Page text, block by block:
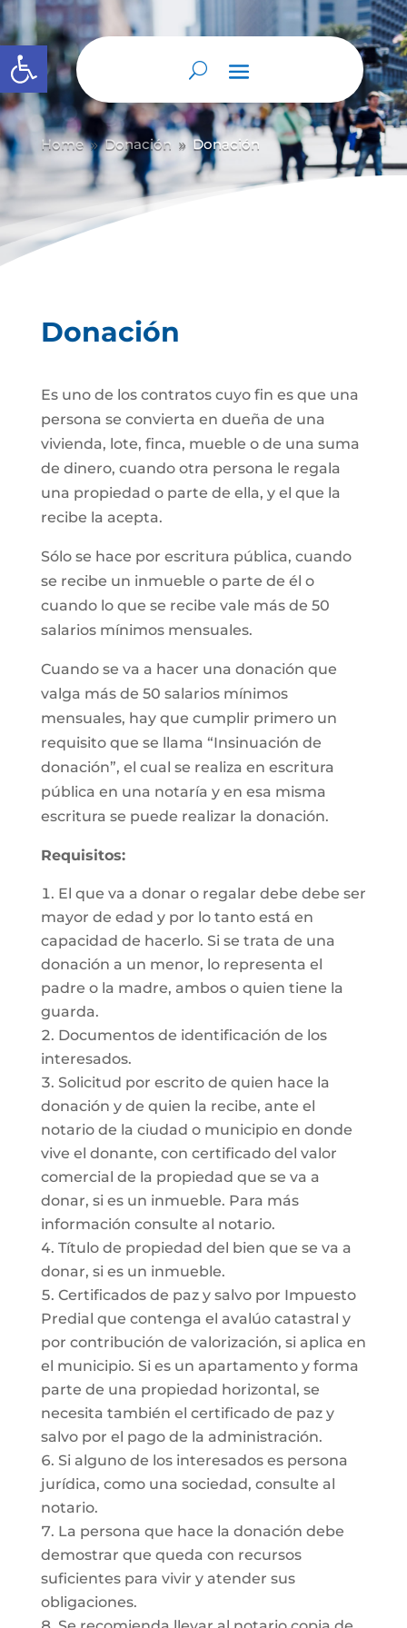
Abrir barra de herramientas
Home 9 Donación 9 Donación
Donación
Es uno de los contratos cuyo fin es que una
persona se convierta en dueña de una
vivienda, lote, finca, mueble o de una suma
de dinero, cuando otra persona le regala
una propiedad o parte de ella, y el que la
recibe la acepta.
Sólo se hace por escritura pública, cuando
se recibe un inmueble o parte de él o
cuando lo que se recibe vale más de 50
salarios mínimos mensuales.
Cuando se va a hacer una donación que
valga más de 50 salarios mínimos
mensuales, hay que cumplir primero un
requisito que se llama “Insinuación de
donación”, el cual se realiza en escritura
pública en una notaría y en esa misma
escritura se puede realizar la donación.
Requisitos:
El que va a donar o regalar debe debe ser
mayor de edad y por lo tanto está en
capacidad de hacerlo. Si se trata de una
donación a un menor, lo representa el
padre o la madre, ambos o quien tiene la
guarda.
Documentos de identificación de los
interesados.
Solicitud por escrito de quien hace la
donación y de quien la recibe, ante el
notario de la ciudad o municipio en donde
vive el donante, con certificado del valor
comercial de la propiedad que se va a
donar, si es un inmueble. Para más
información consulte al notario.
Título de propiedad del bien que se va a
donar, si es un inmueble.
Certificados de paz y salvo por Impuesto
Predial que contenga el avalúo catastral y
por contribución de valorización, si aplica en
el municipio. Si es un apartamento y forma
parte de una propiedad horizontal, se
necesita también el certificado de paz y
salvo por el pago de la administración.
Si alguno de los interesados es persona
jurídica, como una sociedad, consulte al
notario.
La persona que hace la donación debe
demostrar que queda con recursos
suficientes para vivir y atender sus
obligaciones.